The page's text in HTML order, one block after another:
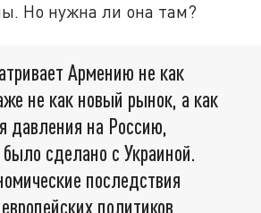
Но нужна ли она там?
Армению не как
не как новый рынок, а как
давления на Россию,
было сделано с Украиной.
последствия
политиков